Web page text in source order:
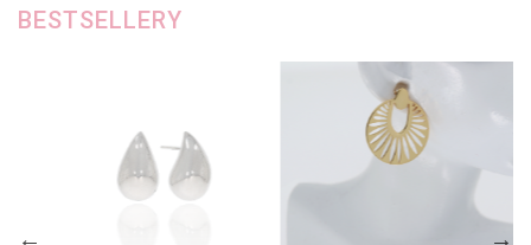
BESTSELLERY